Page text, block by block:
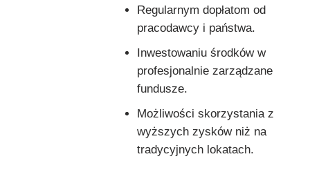
Regularnym dopłatom od
pracodawcy i państwa.
Inwestowaniu środków w
profesjonalnie zarządzane
fundusze.
Możliwości skorzystania z
wyższych zysków niż na
tradycyjnych lokatach.